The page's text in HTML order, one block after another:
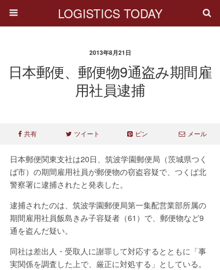
LOGISTICS TODAY
2013年8月21日
日本郵便、郵便物9通盗み期間雇
用社員逮捕
共有 ツイート ピン メール
日本郵便関東支社は20日、筑波学園郵便局（茨城県つく
ば市）の期間雇用社員が郵便物の窃盗容疑で、つくば北
警察署に逮捕されたと発表した。
逮捕されたのは、筑波学園郵便局第一集配営業部所属の
期間雇用社員飯島きみ子容疑者（61）で、郵便物など9
通を盗んだ疑い。
同社は差出人・受取人に謝罪して対応するとともに「事
実関係を調査した上で、厳正に対処する」としている。